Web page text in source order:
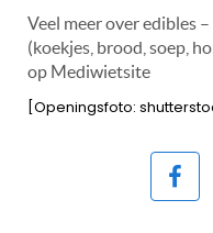
Veel meer over edibles
(koekjes, brood, soep,
op Mediwietsite
[Openingsfoto: